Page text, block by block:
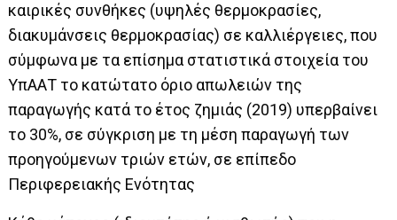
καιρικές συνθήκες (υψηλές θερμοκρασίες,
διακυμάνσεις θερμοκρασίας) σε καλλιέργειες, που
σύμφωνα με τα επίσημα στατιστικά στοιχεία του
ΥπΑΑΤ το κατώτατο όριο απωλειών της
παραγωγής κατά το έτος ζημιάς (2019) υπερβαίνει
το 30%, σε σύγκριση με τη μέση παραγωγή των
προηγούμενων τριών ετών, σε επίπεδο
Περιφερειακής Ενότητας